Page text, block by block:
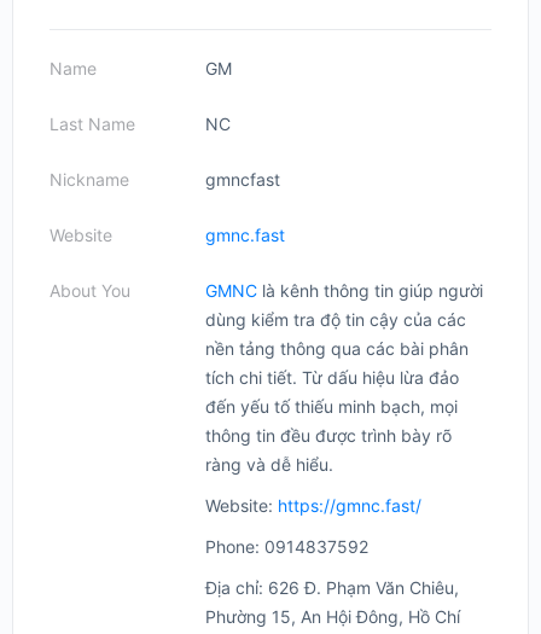
Name GM
Last Name NC
Nickname gmncfast
Website gmnc.fast
About You GMNC là kênh thông tin giúp người
dùng kiểm tra độ tin cậy của các
nền tảng thông qua các bài phân
tích chi tiết. Từ dấu hiệu lừa đảo
đến yếu tố thiếu minh bạch, mọi
thông tin đều được trình bày rõ
ràng và dễ hiểu.
Website: https://gmnc.fast/
Phone: 0914837592
Địa chỉ: 626 Đ. Phạm Văn Chiêu,
Phường 15, An Hội Đông, Hồ Chí